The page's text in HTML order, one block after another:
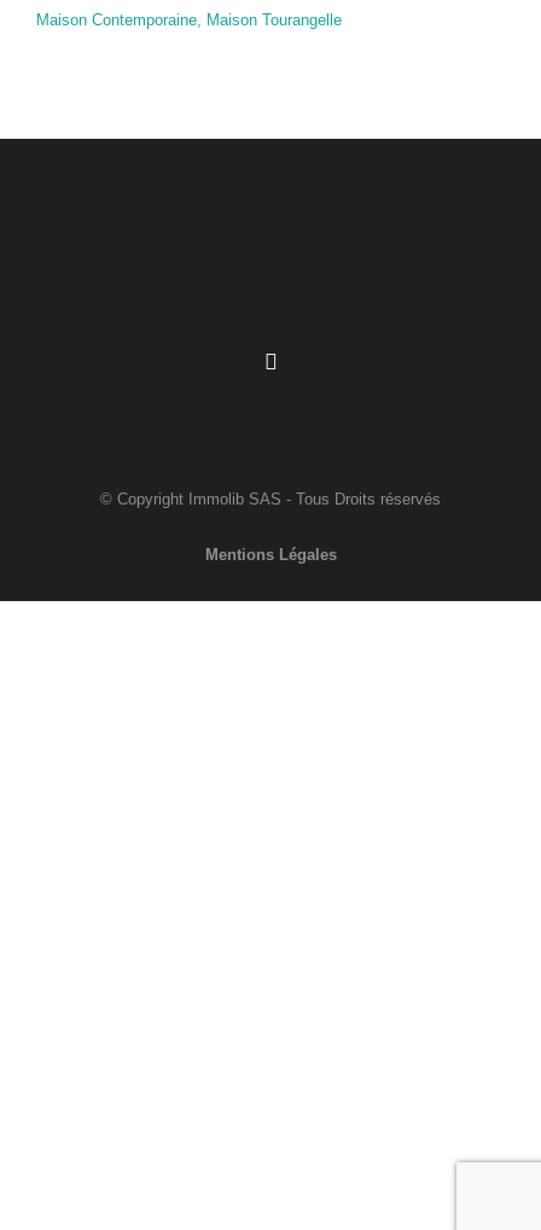
Maison Contemporaine, Maison Tourangelle
© Copyright Immolib SAS - Tous Droits réservés
Mentions Légales